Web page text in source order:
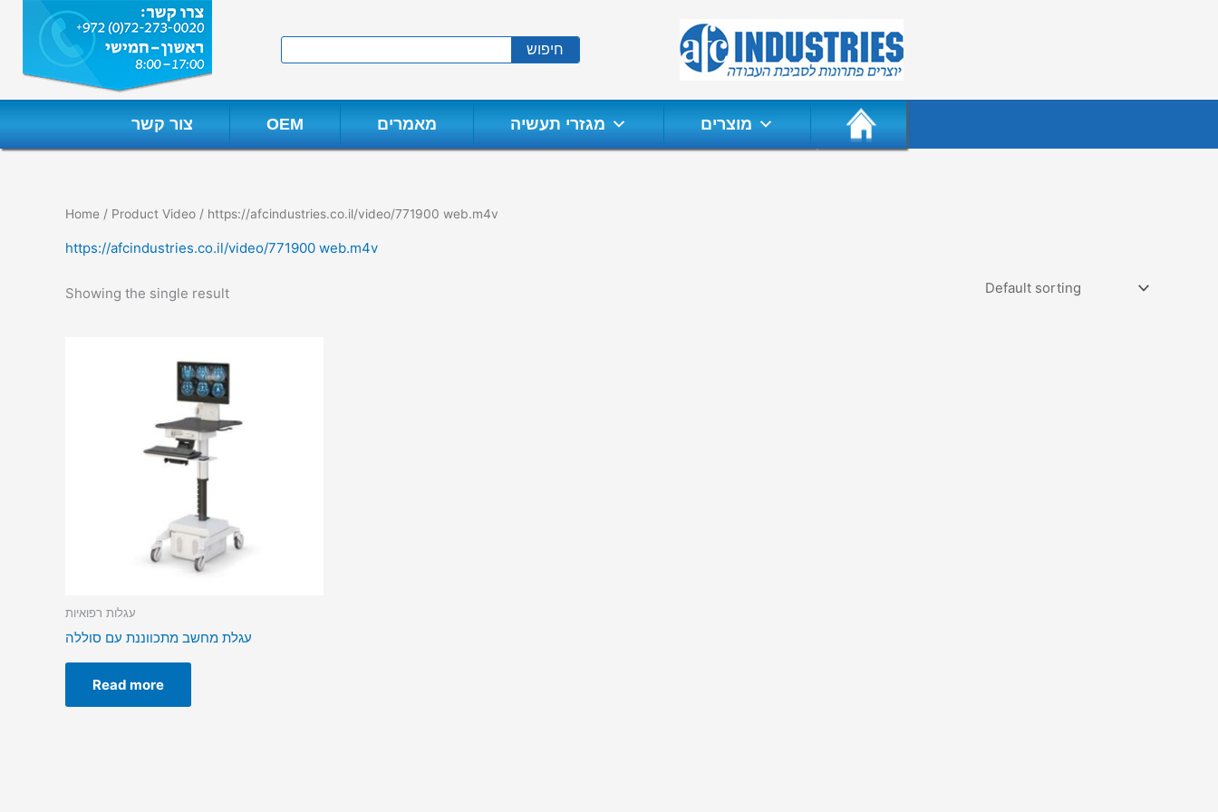
content
חיפוש
צור קשר OEM מאמרים מגזרי תעשיה מוצרים
Home / Product Video / https://afcindustries.co.il/video/771900 web.m4v
https://afcindustries.co.il/video/771900 web.m4v
Showing the single result
עגלות רפואיות
עגלת מחשב מתכווננת עם סוללה
Read more